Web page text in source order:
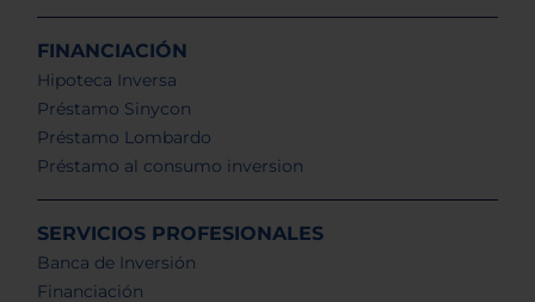
FINANCIACIÓN
Hipoteca Inversa
Préstamo Sinycon
Préstamo Lombardo
Préstamo al consumo inversion
SERVICIOS PROFESIONALES
Banca de Inversión
Financiación